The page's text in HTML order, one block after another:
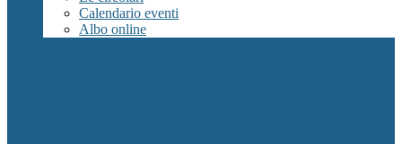
Calendario eventi
Albo online